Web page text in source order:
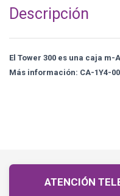
Descripción
El Tower 300 es una caja
Más información: CA-1Y4-
ATENCIÓN